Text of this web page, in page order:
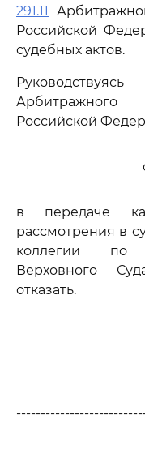
291.11
Российской
судебных актов.
Арбитражного
Российской
в передаче
рассмотрения в
коллегии по
Верховного
отказать.